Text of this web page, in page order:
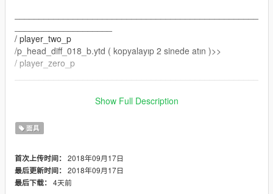
/ player_two_p
/p_head_diff_018_b.ytd ( kopyalayıp 2 sinede atın )>>
/ player_zero_p
herhangibi yanlıs yüklemede hatadan sorumlu degilim
R E İ X 11
Show Full Description
面具
首次上传时间： 2018年09月17日
最后更新时间： 2018年09月17日
最后下载： 4天前